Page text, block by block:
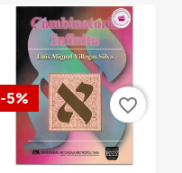
-5% favorite_border